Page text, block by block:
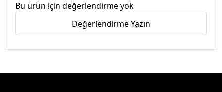
Bu ürün için değerlendirme yok
Değerlendirme Yazın